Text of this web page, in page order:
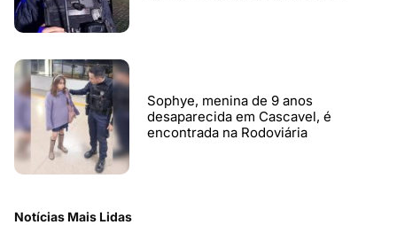
Sophye, menina de 9 anos
desaparecida em Cascavel, é
encontrada na Rodoviária
Notícias Mais Lidas